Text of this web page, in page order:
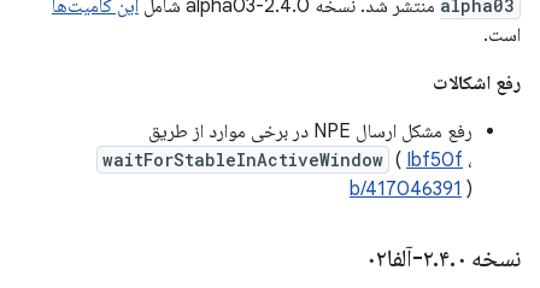
alpha03 منتشر شد. نسخه 2.4.0-alpha03 شامل
این کامیت‌ها
است.
رفع اشکالات
رفع مشکل ارسال NPE در برخی موارد از طریق
waitForStableInActiveWindow ( Ibf50f ،
b/417046391 )
نسخه ۲ .۴.۰-آلفا۰۲